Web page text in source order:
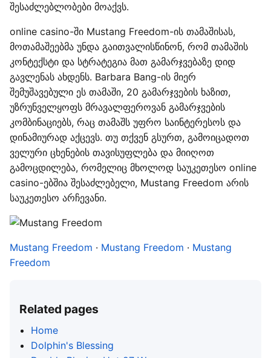
შესაძლებლობები მოაქვს.
online casino-ში Mustang Freedom-ის თამაშისას,
მოთამაშეებმა უნდა გაითვალისწინონ, რომ თამაშის
კონტექსტი და სტრატეგია მათ გამარჯვებაზე დიდ
გავლენას ახდენს. Barbara Bang-ის მიერ
შემუშავებული ეს თამაში, 20 გამარჯვების ხაზით,
უზრუნველყოფს მრავალფეროვან გამარჯვების
კომბინაციებს, რაც თამაშს უფრო საინტერესოს და
დინამიურად აქცევს. თუ თქვენ გსურთ, გამოიცადოთ
ველური ცხენების თავისუფლება და მიიღოთ
გამოცდილება, რომელიც მხოლოდ საუკეთესო online
casino-ებშია შესაძლებელი, Mustang Freedom არის
საუკეთესო არჩევანი.
Mustang Freedom · Mustang Freedom · Mustang
Freedom
Related pages
Home
Dolphin's Blessing